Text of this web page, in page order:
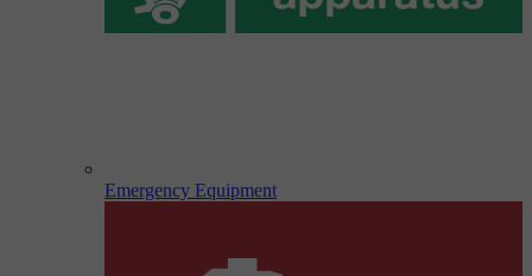
Emergency Equipment